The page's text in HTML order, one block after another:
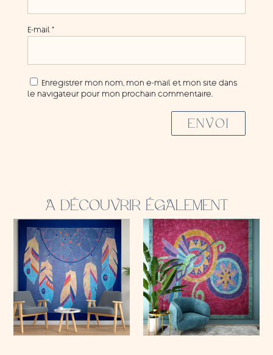
E-mail *
Enregistrer mon nom, mon e-mail et mon site dans
le navigateur pour mon prochain commentaire.
ENVOI
A DÉCOUVRIR ÉGALEMENT